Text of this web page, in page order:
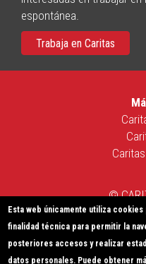
espontánea.
Trabaja en Caritas
©
Política de Privacidad|
Sistema
Paseo Salamanca nº 2,
Esta web únicamente utiliza
finalidad técnica para permitir la
posteriores accesos y realizar
datos personales. Puede obtener